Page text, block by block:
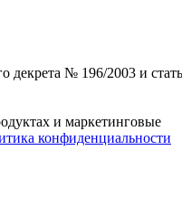
декрета № 196/2003 и
и ​​маркетинговые
конфиденциальности